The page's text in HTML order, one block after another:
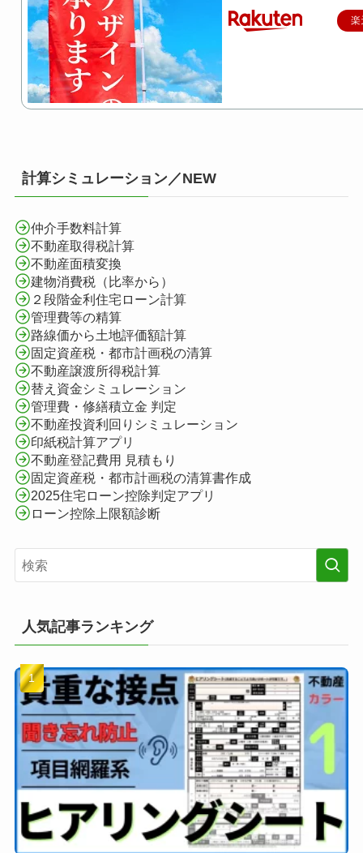
楽
計算シミュレーション／NEW
仲介手数料計算
不動産取得税計算
不動産面積変換
建物消費税（比率から）
２段階金利住宅ローン計算
管理費等の精算
路線価から土地評価額計算
固定資産税・都市計画税の清算
不動産譲渡所得税計算
替え資金シミュレーション
管理費・修繕積立金 判定
不動産投資利回りシミュレーション
印紙税計算アプリ
不動産登記費用 見積もり
固定資産税・都市計画税の清算書作成
2025住宅ローン控除判定アプリ
ローン控除上限額診断
人気記事ランキング